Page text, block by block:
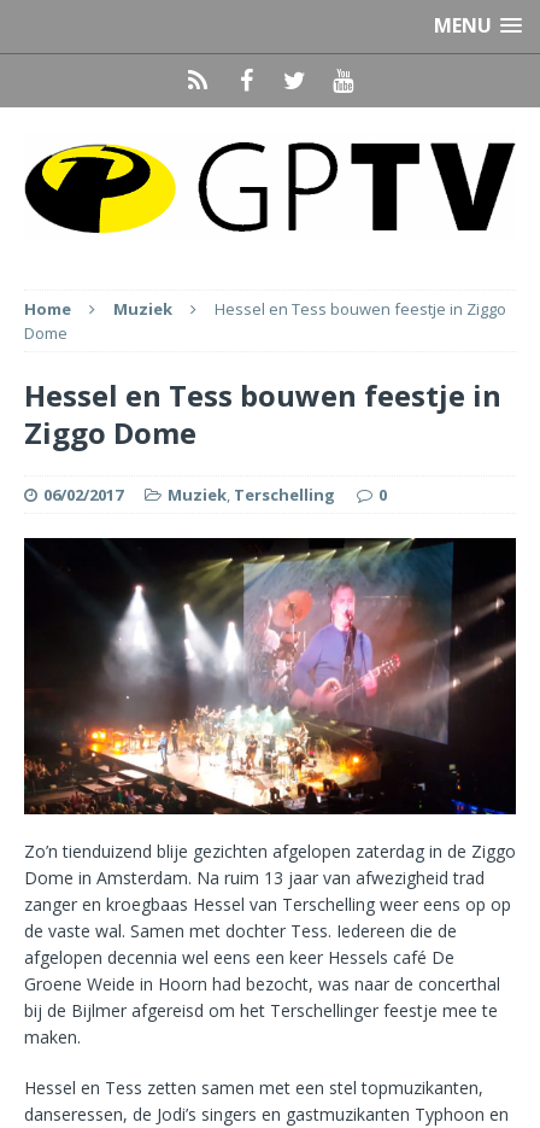
MENU
Home Muziek
Hessel en Tess bouwen feestje in Ziggo
Dome
Hessel en Tess bouwen feestje in
Ziggo Dome
06/02/2017 Muziek, Terschelling 0
Zo’n tienduizend blije gezichten afgelopen zaterdag in de Ziggo
Dome in Amsterdam. Na ruim 13 jaar van afwezigheid trad
zanger en kroegbaas Hessel van Terschelling weer eens op op
de vaste wal. Samen met dochter Tess. Iedereen die de
afgelopen decennia wel eens een keer Hessels café De
Groene Weide in Hoorn had bezocht, was naar de concerthal
bij de Bijlmer afgereisd om het Terschellinger feestje mee te
maken.
Hessel en Tess zetten samen met een stel topmuzikanten,
danseressen, de Jodi’s singers en gastmuzikanten Typhoon en